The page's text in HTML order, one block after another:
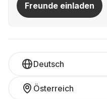
Freunde einladen
Deutsch
Österreich